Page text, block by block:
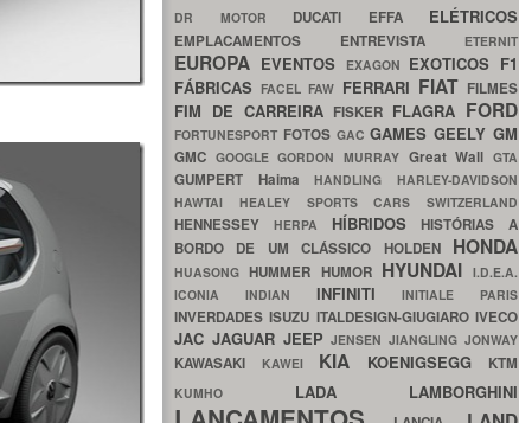
DR MOTOR DUCATI EFFA ELÉTRICOS
EMPLACAMENTOS ENTREVISTA ETERNIT
EUROPA EVENTOS EXAGON EXOTICOS F1
FÁBRICASFACELFAW FERRARI FIAT FILMES
FIM DE CARREIRA FISKER FLAGRA FORD
FORTUNESPORT FOTOS GACGAMESGEELYGM
GMC GOOGLEGORDON MURRAY Great WallGTA
GUMPERT HaimaHANDLINGHARLEY-DAVIDSON
HAWTAI HEALEY SPORTS CARS SWITZERLAND
HENNESSEY HERPA HÍBRIDOSHISTÓRIAS A
BORDO DE UM CLÁSSICO HOLDEN HONDA
HUASONGHUMMER HUMOR HYUNDAI I.D.E.A.
ICONIA INDIAN INFINITIINITIALE PARIS
INVERDADESISUZU ITALDESIGN-GIUGIAROIVECO
JAC JAGUAR JEEPJENSENJIANGLINGJONWAY
KAWASAKI KAWEI KIA KOENIGSEGG KTM
KUMHO LADA LAMBORGHINI